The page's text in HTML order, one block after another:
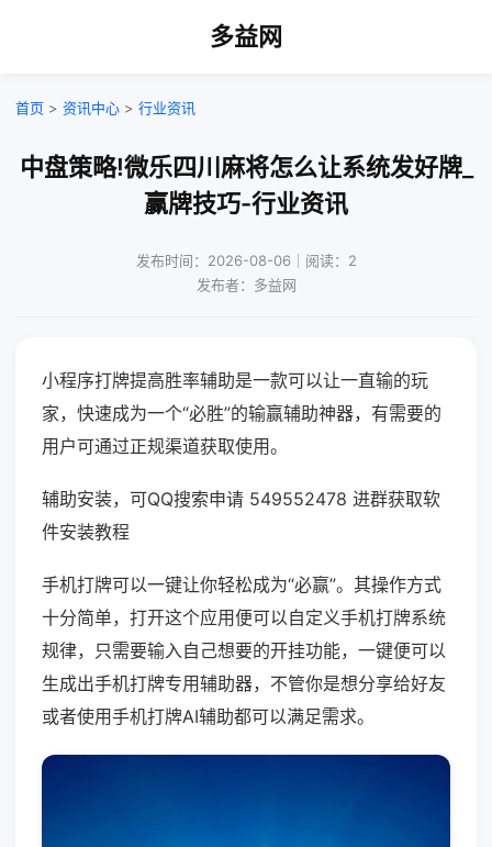
多益网
首页 > 资讯中心 > 行业资讯
中盘策略!微乐四川麻将怎么让系统发好牌_
赢牌技巧-行业资讯
发布时间：2026-08-06｜阅读：2
发布者：多益网
小程序打牌提高胜率辅助是一款可以让一直输的玩
家，快速成为一个“必胜”的输赢辅助神器，有需要的
用户可通过正规渠道获取使用。
辅助安装，可QQ搜索申请 549552478 进群获取软
件安装教程
手机打牌可以一键让你轻松成为“必赢”。其操作方式
十分简单，打开这个应用便可以自定义手机打牌系统
规律，只需要输入自己想要的开挂功能，一键便可以
生成出手机打牌专用辅助器，不管你是想分享给好友
或者使用手机打牌AI辅助都可以满足需求。